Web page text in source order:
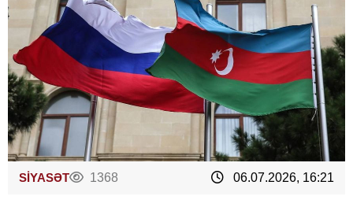
SİYASƏT 1368 06.07.2026, 16:21